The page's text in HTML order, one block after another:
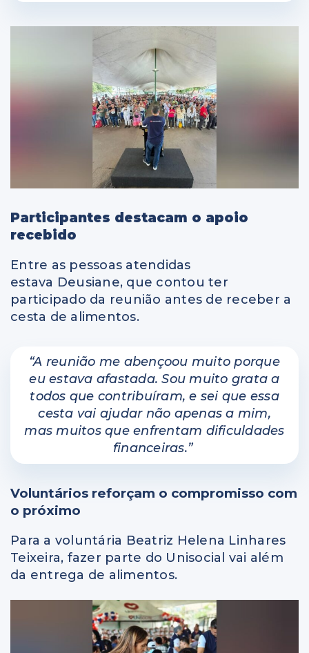
Participantes destacam o apoio
recebido
Entre as pessoas atendidas
estava Deusiane, que contou ter
participado da reunião antes de receber a
cesta de alimentos.
“A reunião me abençoou muito porque
eu estava afastada. Sou muito grata a
todos que contribuíram, e sei que essa
cesta vai ajudar não apenas a mim,
mas muitos que enfrentam dificuldades
financeiras.”
Voluntários reforçam o compromisso com
o próximo
Para a voluntária Beatriz Helena Linhares
Teixeira, fazer parte do Unisocial vai além
da entrega de alimentos.